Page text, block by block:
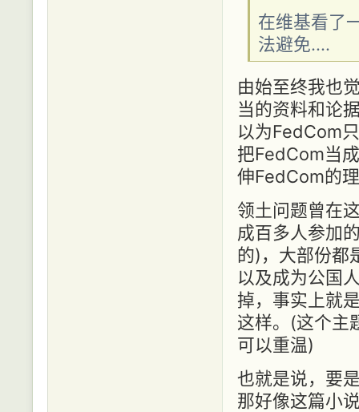
在维基看了
法避免....
由始至终我也
当的资料和论
以为FedCom
把FedCom当
伸FedCom的
领土问题曾在
成百多人参加
的)，大部份都
以及成为公国
掉，事实上就
这样。(这个主
可以重温)
也就是说，要
那好像这篇小